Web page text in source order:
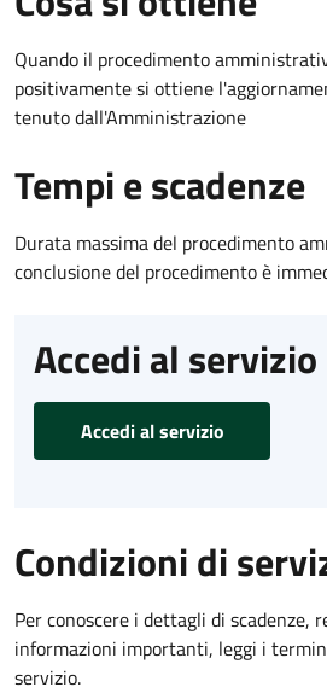
Quando il procedimento
positivamente si ottiene
tenuto dall'Amministrazione
Tempi e scadenze
Durata massima del procedimento
conclusione del procedimento è
Accedi al servizio
Accedi al servizio
Condizioni di
Per conoscere i dettagli di scadenze,
informazioni importanti, leggi i
servizio.